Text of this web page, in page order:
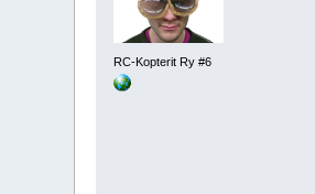
RC-Kopterit Ry #6